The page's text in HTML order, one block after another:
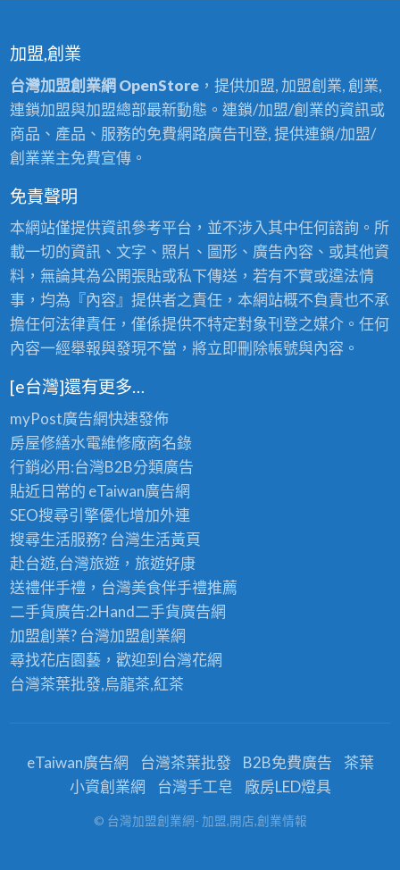
加盟,創業
台灣加盟創業網 OpenStore，提供加盟, 加盟創業, 創業,
連鎖加盟與加盟總部最新動態。連鎖/加盟/創業的資訊或
商品、產品、服務的免費網路廣告刊登, 提供連鎖/加盟/
創業業主免費宣傳。
免責聲明
本網站僅提供資訊參考平台，並不涉入其中任何諮詢。所
載一切的資訊、文字、照片、圖形、廣告內容、或其他資
料，無論其為公開張貼或私下傳送，若有不實或違法情
事，均為『內容』提供者之責任，本網站概不負責也不承
擔任何法律責任，僅係提供不特定對象刊登之媒介。任何
內容一經舉報與發現不當，將立即刪除帳號與內容。
[e台灣]還有更多…
myPost廣告網快速發佈
房屋修繕水電維修廠商名錄
行銷必用:台灣B2B分類廣告
貼近日常的 eTaiwan廣告網
SEO搜尋引擎優化增加外連
搜尋生活服務? 台灣生活黃頁
赴台遊,台灣旅遊，旅遊好康
送禮伴手禮，台灣美食伴手禮推薦
二手貨廣告:2Hand二手貨廣告網
加盟創業? 台灣加盟創業網
尋找花店園藝，歡迎到台灣花網
台灣茶葉批發,烏龍茶,紅茶
eTaiwan廣告網 台灣茶葉批發 B2B免費廣告
茶葉
小資創業網
台灣手工皂 廠房LED燈具
© 台灣加盟創業網- 加盟,開店,創業情報